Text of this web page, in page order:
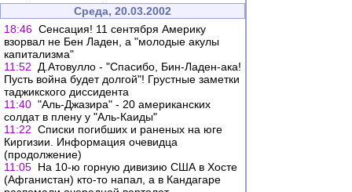
Среда, 20.03.2002
18:46 Сенсация! 11 сентября Америку
взорвал не Бен Ладен, а "молодые акулы
капитализма"
11:52
Д.Атовулло - "Спасибо, Бин-Ладен-ака!
Пусть война будет долгой"! Грустные заметки
таджикского диссидента
11:40 "Аль-Джазира" - 20 американских
солдат в плену у "Аль-Каиды"
11:22 Списки погибших и раненых на юге
Киргизии. Информация очевидца
(продолжение)
11:05 На 10-ю горную дивизию США в Хосте
(Афганистан) кто-то напал, а в Кандагаре